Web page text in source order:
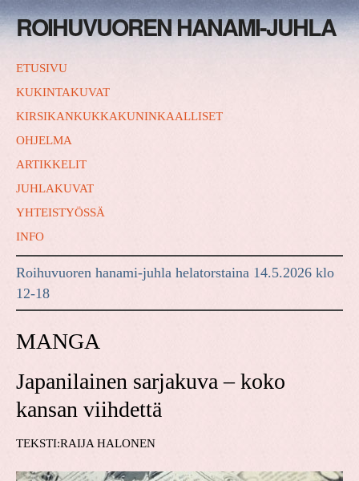
ROIHUVUOREN HANAMI-JUHLA
ETUSIVU
KUKINTAKUVAT
KIRSIKANKUKKAKUNINKAALLISET
OHJELMA
ARTIKKELIT
JUHLAKUVAT
YHTEISTYÖSSÄ
INFO
Roihuvuoren hanami-juhla helatorstaina 14.5.2026 klo
12-18
MANGA
Japanilainen sarjakuva – koko
kansan viihdettä
TEKSTI:RAIJA HALONEN